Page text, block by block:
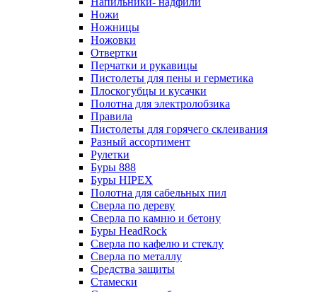
Ножи
Ножницы
Ножовки
Отвертки
Перчатки и рукавицы
Пистолеты для пены и герметика
Плоскогубцы и кусачки
Полотна для электролобзика
Правила
Пистолеты для горячего склеивания
Разный ассортимент
Рулетки
Буры 888
Буры HIPEX
Полотна для сабельных пил
Сверла по дереву
Сверла по камню и бетону
Буры HeadRock
Сверла по кафелю и стеклу
Сверла по металлу
Средства защиты
Стамески